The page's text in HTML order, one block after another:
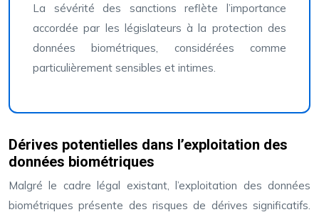
La sévérité des sanctions reflète l’importance
accordée par les législateurs à la protection des
données biométriques, considérées comme
particulièrement sensibles et intimes.
Dérives potentielles dans l’exploitation des
données biométriques
Malgré le cadre légal existant, l’exploitation des données
biométriques présente des risques de dérives significatifs.